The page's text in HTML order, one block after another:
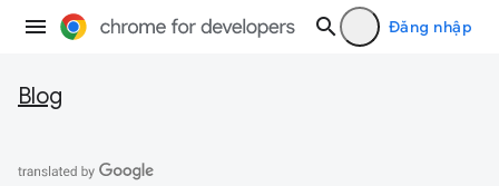
Đăng nhập
Blog